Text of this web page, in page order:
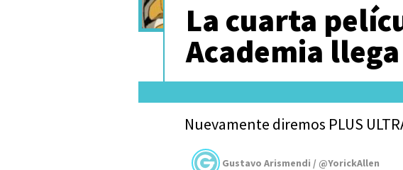
La cuarta
Academia
Nuevamente diremos PLUS
Gustavo Arismendi / @YorickAllen